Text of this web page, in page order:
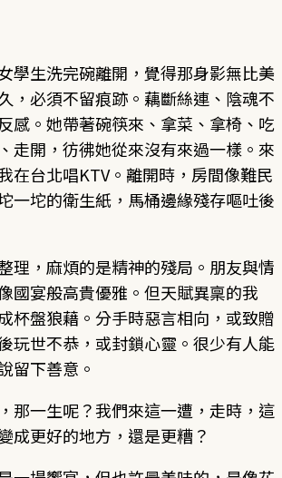
學生洗完碗離開，覺得那身影無比美
，必須不留痕跡。藕斷絲連、陰魂不
感。她帶著碗筷來、拿菜、拿椅、吃
走開，彷彿她從來沒有來過一樣。來
在台北唱KTV。離開時，房間像難民
一坨的衛生紙，馬桶邊緣殘存嘔吐後
理，麻煩的是精神的殘局。朋友與情
國宴般高貴優雅。但天賦異稟的我
杯盤狼藉。分手時惡言相向，或致贈
玩世不恭，或封鎖心靈。很少有人能
留下善意。
那一生呢？我們來這一遭，走時，這
成更好的地方，還是更糟？